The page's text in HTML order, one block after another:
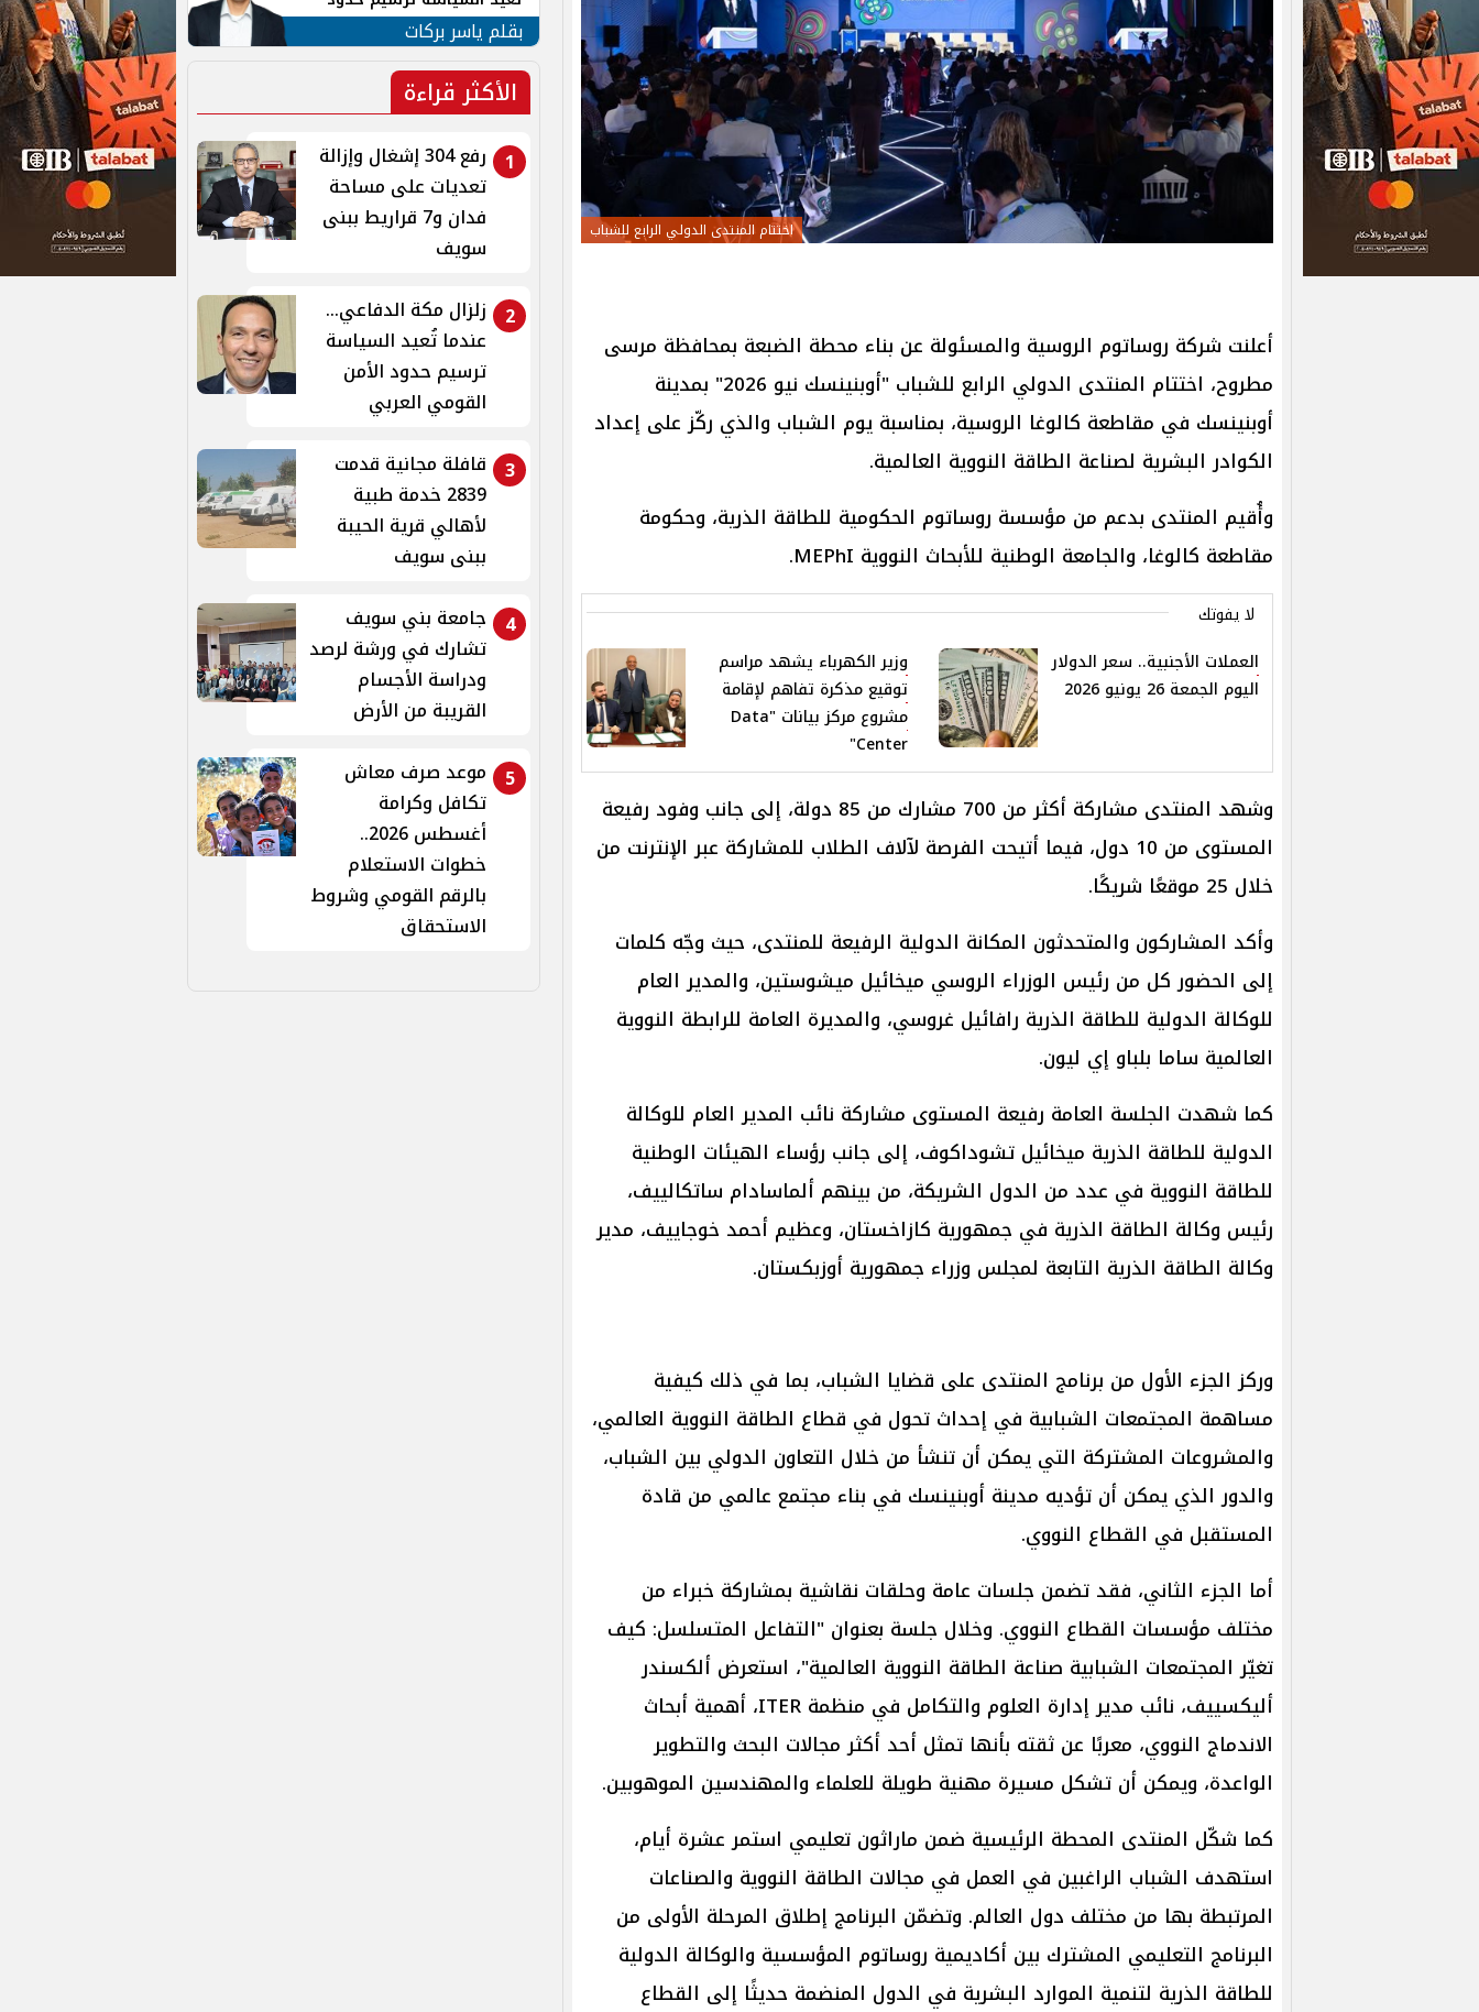
اختتام المنتدى الدولي الرابع للشباب
أعلنت شركة روساتوم الروسية والمسئولة عن بناء محطة الضبعة بمحافظة مرسى
مطروح، اختتام المنتدى الدولي الرابع للشباب "أوبنينسك نيو 2026" بمدينة
أوبنينسك في مقاطعة كالوغا الروسية، بمناسبة يوم الشباب والذي ركّز على إعداد
الكوادر البشرية لصناعة الطاقة النووية العالمية.
وأُقيم المنتدى بدعم من مؤسسة روساتوم الحكومية للطاقة الذرية، وحكومة
مقاطعة كالوغا، والجامعة الوطنية للأبحاث النووية MEPhI.
لا يفوتك
العملات الأجنبية.. سعر الدولار
اليوم الجمعة 26 يونيو 2026
وزير الكهرباء يشهد مراسم
توقيع مذكرة تفاهم لإقامة
مشروع مركز بيانات "Data
Center"
وشهد المنتدى مشاركة أكثر من 700 مشارك من 85 دولة، إلى جانب وفود رفيعة
المستوى من 10 دول، فيما أتيحت الفرصة لآلاف الطلاب للمشاركة عبر الإنترنت من
خلال 25 موقعًا شريكًا.
وأكد المشاركون والمتحدثون المكانة الدولية الرفيعة للمنتدى، حيث وجّه كلمات
إلى الحضور كل من رئيس الوزراء الروسي ميخائيل ميشوستين، والمدير العام
للوكالة الدولية للطاقة الذرية رافائيل غروسي، والمديرة العامة للرابطة النووية
العالمية ساما بلباو إي ليون.
كما شهدت الجلسة العامة رفيعة المستوى مشاركة نائب المدير العام للوكالة
الدولية للطاقة الذرية ميخائيل تشوداكوف، إلى جانب رؤساء الهيئات الوطنية
للطاقة النووية في عدد من الدول الشريكة، من بينهم ألماسادام ساتكالييف،
رئيس وكالة الطاقة الذرية في جمهورية كازاخستان، وعظيم أحمد خوجاييف، مدير
وكالة الطاقة الذرية التابعة لمجلس وزراء جمهورية أوزبكستان.
وركز الجزء الأول من برنامج المنتدى على قضايا الشباب، بما في ذلك كيفية
مساهمة المجتمعات الشبابية في إحداث تحول في قطاع الطاقة النووية العالمي،
والمشروعات المشتركة التي يمكن أن تنشأ من خلال التعاون الدولي بين الشباب،
والدور الذي يمكن أن تؤديه مدينة أوبنينسك في بناء مجتمع عالمي من قادة
المستقبل في القطاع النووي.
أما الجزء الثاني، فقد تضمن جلسات عامة وحلقات نقاشية بمشاركة خبراء من
مختلف مؤسسات القطاع النووي. وخلال جلسة بعنوان "التفاعل المتسلسل: كيف
تغيّر المجتمعات الشبابية صناعة الطاقة النووية العالمية"، استعرض ألكسندر
أليكسييف، نائب مدير إدارة العلوم والتكامل في منظمة ITER، أهمية أبحاث
الاندماج النووي، معربًا عن ثقته بأنها تمثل أحد أكثر مجالات البحث والتطوير
الواعدة، ويمكن أن تشكل مسيرة مهنية طويلة للعلماء والمهندسين الموهوبين.
كما شكّل المنتدى المحطة الرئيسية ضمن ماراثون تعليمي استمر عشرة أيام،
استهدف الشباب الراغبين في العمل في مجالات الطاقة النووية والصناعات
المرتبطة بها من مختلف دول العالم. وتضمّن البرنامج إطلاق المرحلة الأولى من
البرنامج التعليمي المشترك بين أكاديمية روساتوم المؤسسية والوكالة الدولية
للطاقة الذرية لتنمية الموارد البشرية في الدول المنضمة حديثًا إلى القطاع
الأمن القومي العربي
بقلم ياسر بركات
الأكثر قراءة
1
رفع 304 إشغال وإزالة
تعديات على مساحة
فدان و7 قراريط ببنى
سويف
2
زلزال مكة الدفاعي...
عندما تُعيد السياسة
ترسيم حدود الأمن
القومي العربي
3 قافلة مجانية قدمت
2839 خدمة طبية
لأهالي قرية الحيبة
ببنى سويف
4
جامعة بني سويف
تشارك في ورشة لرصد
ودراسة الأجسام
القريبة من الأرض
5
موعد صرف معاش
تكافل وكرامة
أغسطس 2026..
خطوات الاستعلام
بالرقم القومي وشروط
الاستحقاق